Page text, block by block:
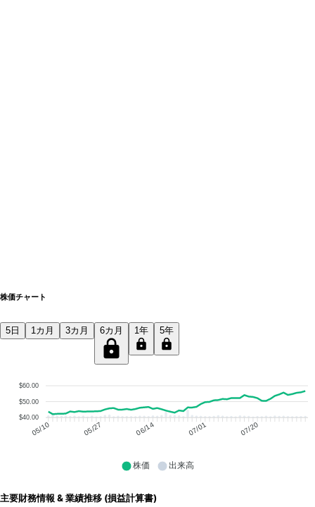
株価チャート
5日 1カ月 3カ月 6カ月 1年 5年
$60.00
$50.00
$40.00
05/10 05/27 06/14 07/01 07/20
株価 出来高
主要財務情報 & 業績推移 (損益計算書)